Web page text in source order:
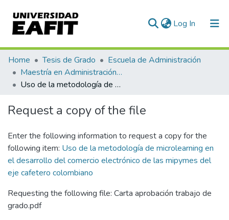
Log In (current)
Communities & Collections
All of DSpace
Home Tesis de Grado
Escuela de Administración
Maestría en Administración - MBA (tesis)
Uso de la metodología de microlearning en el desarrollo del comercio electrónico de las mipymes del eje cafetero colombiano
Request a copy of the file
Enter the following information to request a copy for the
following item: Uso de la metodología de microlearning en
el desarrollo del comercio electrónico de las mipymes del
eje cafetero colombiano
Requesting the following file: Carta aprobación trabajo de
grado.pdf